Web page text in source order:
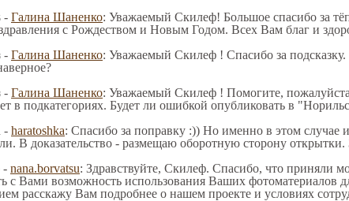
- Галина Шаненко: Уважаемый Скилеф! Большое спасибо за
с Рождеством и Новым Годом. Всех Вам благ и
- Галина Шаненко: Уважаемый Скилеф ! Спасибо за
- Галина Шаненко: Уважаемый Скилеф ! Помогите,
в подкатегориях. Будет ли ошибкой опубликовать в
- haratoshka: Спасибо за поправку :)) Но именно в этом
В доказательство - размещаю оборотную сторону
- nana.borvatsu: Здравствуйте, Скилеф. Спасибо, что приняли
с Вами возможность использования Ваших фотоматериалов
расскажу Вам подробнее о нашем проекте и условиях